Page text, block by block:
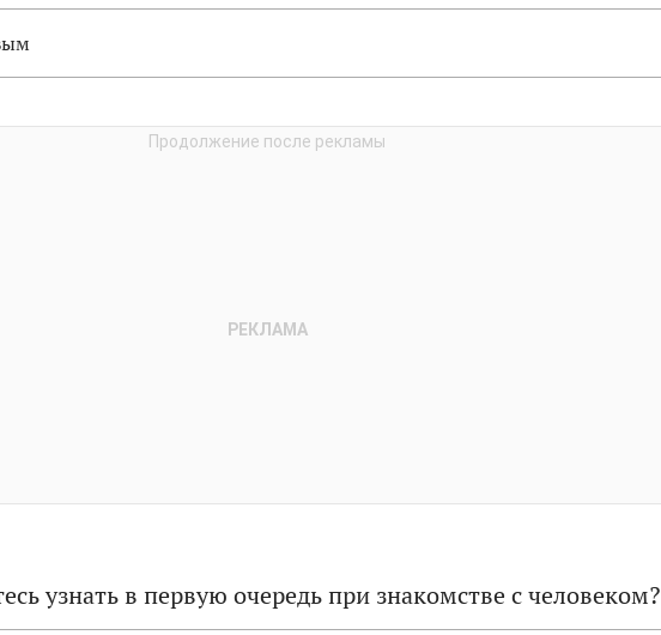
узнать в первую очередь при знакомстве с человеком?